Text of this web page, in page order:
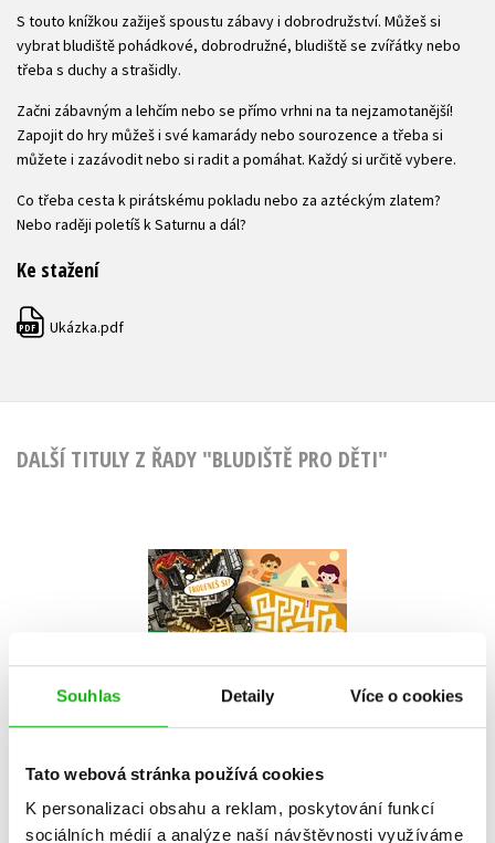
Souhlas Detaily Více o cookies
Tato webová stránka používá cookies
K personalizaci obsahu a reklam, poskytování funkcí
sociálních médií a analýze naší návštěvnosti využíváme
S touto knížkou zažiješ spoustu zábavy i dobrodružství. Můžeš si
vybrat bludiště pohádkové, dobrodružné, bludiště se zvířátky nebo
třeba s duchy a strašidly.
Začni zábavným a lehčím nebo se přímo vrhni na ta nejzamotanější!
Zapojit do hry můžeš i své kamarády nebo sourozence a třeba si
můžete i zazávodit nebo si radit a pomáhat. Každý si určitě vybere.
Co třeba cesta k pirátskému pokladu nebo za aztéckým zlatem?
Nebo raději poletíš k Saturnu a dál?
Ke stažení
PDF Ukázka.pdf
DALŠÍ TITULY Z ŘADY "BLUDIŠTĚ PRO DĚTI"
Bludiště pro děti 2
Andrea Brázdová
Do košíku
229 Kč
183 Kč